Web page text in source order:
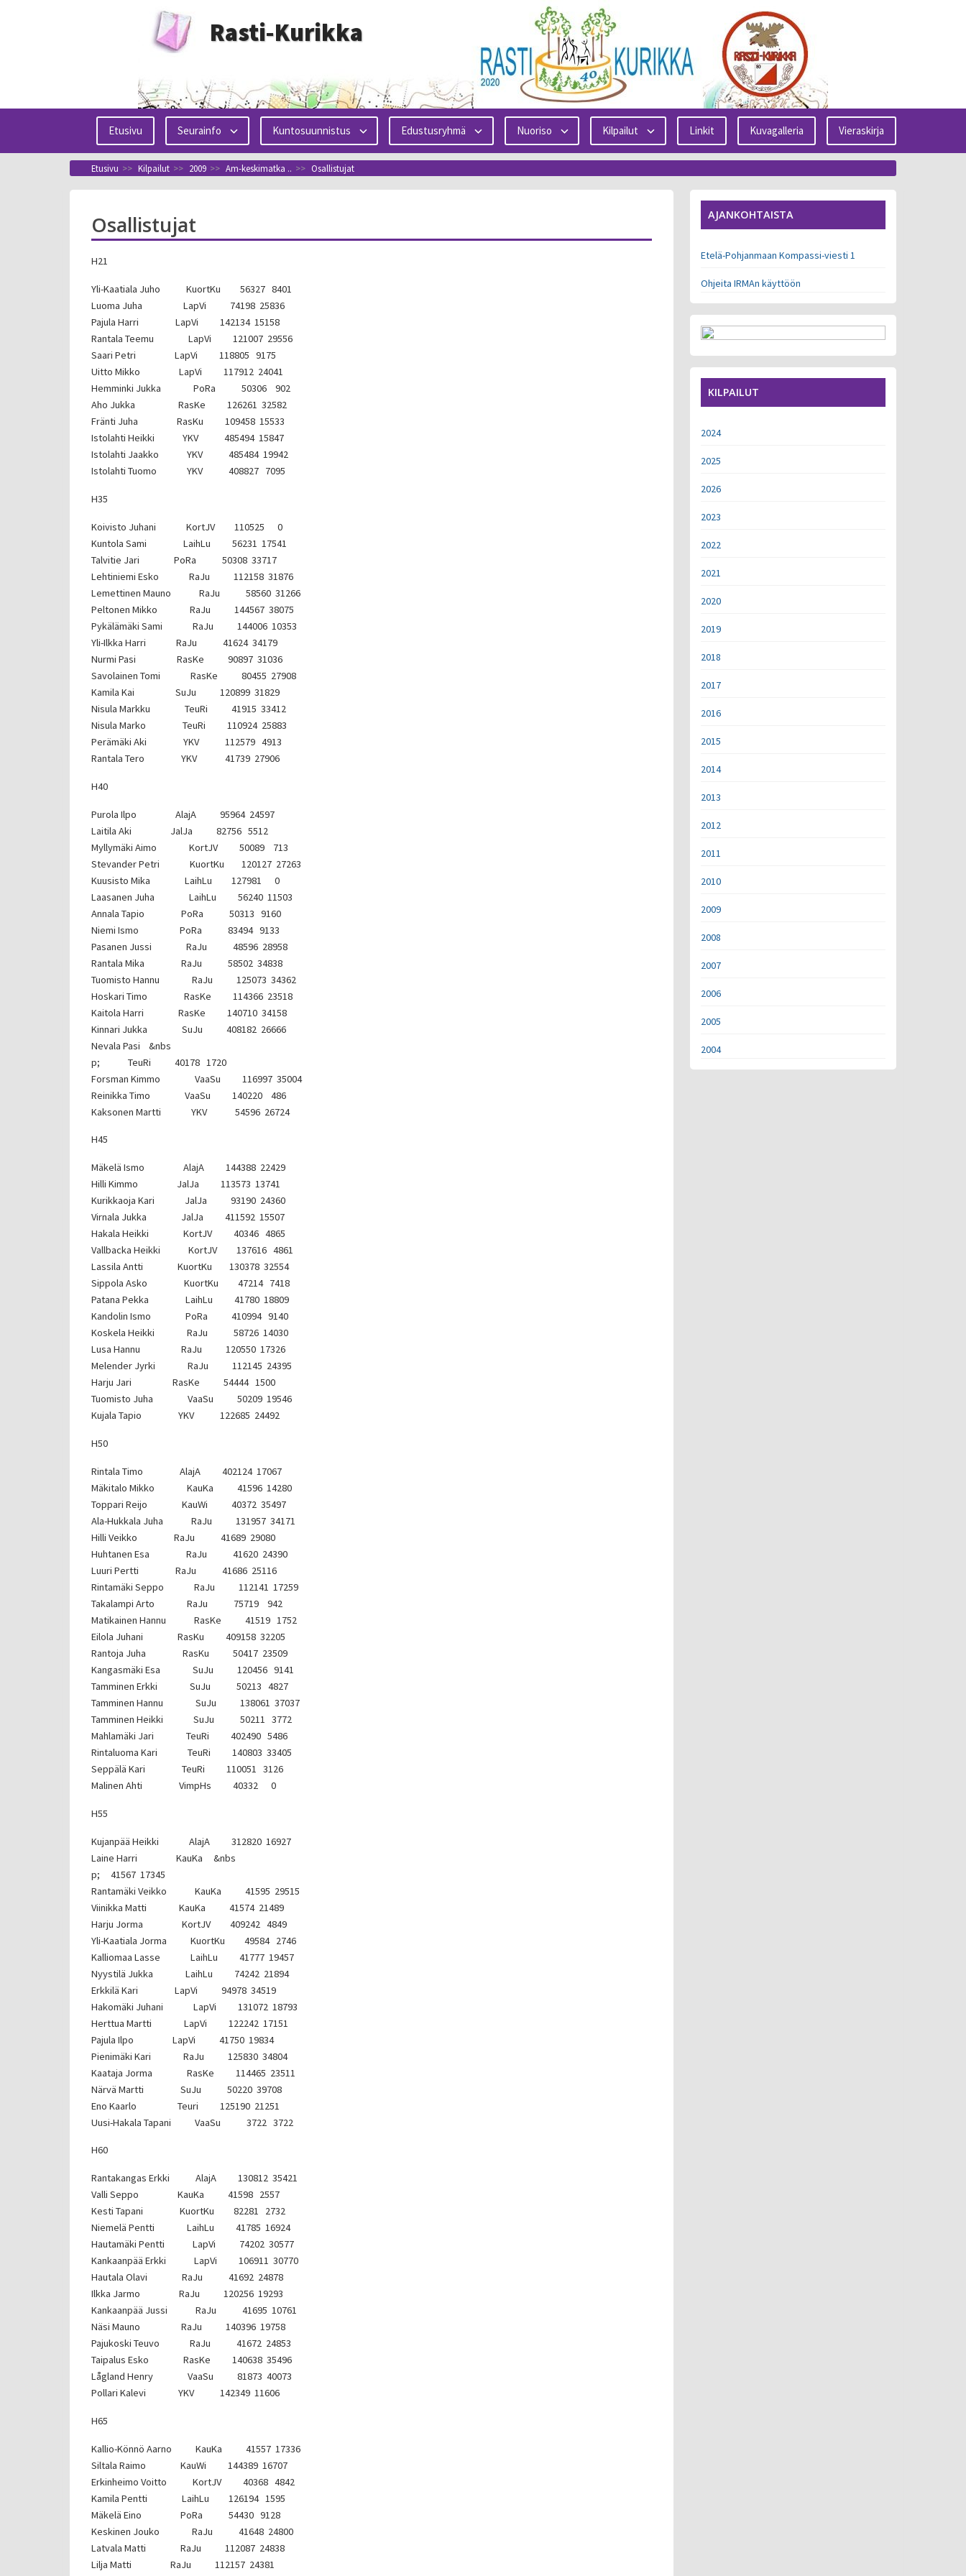
Rasti-Kurikka
Etusivu Seurainfo Kuntosuunnistus Edustusryhmä Nuoriso Kilpailut Linkit Kuvagalleria Vieraskirja
Etusivu >> Kilpailut >> 2009 >> Am-keskimatka .. >> Osallistujat
Osallistujat
H21
Yli-Kaatiala Juho KuortKu 56327 8401
Luoma Juha LapVi 74198 25836
Pajula Harri LapVi 142134 15158
Rantala Teemu LapVi 121007 29556
Saari Petri LapVi 118805 9175
Uitto Mikko LapVi 117912 24041
Hemminki Jukka PoRa 50306 902
Aho Jukka RasKe 126261 32582
Fränti Juha RasKu 109458 15533
Istolahti Heikki YKV 485494 15847
Istolahti Jaakko YKV 485484 19942
Istolahti Tuomo YKV 408827 7095
H35
Koivisto Juhani KortJV 110525 0
Kuntola Sami LaihLu 56231 17541
Talvitie Jari PoRa 50308 33717
Lehtiniemi Esko RaJu 112158 31876
Lemettinen Mauno RaJu 58560 31266
Peltonen Mikko RaJu 144567 38075
Pykälämäki Sami RaJu 144006 10353
Yli-Ilkka Harri RaJu 41624 34179
Nurmi Pasi RasKe 90897 31036
Savolainen Tomi RasKe 80455 27908
Kamila Kai SuJu 120899 31829
Nisula Markku TeuRi 41915 33412
Nisula Marko TeuRi 110924 25883
Perämäki Aki YKV 112579 4913
Rantala Tero YKV 41739 27906
H40
Purola Ilpo AlajA 95964 24597
Laitila Aki JalJa 82756 5512
Myllymäki Aimo KortJV 50089 713
Stevander Petri KuortKu 120127 27263
Kuusisto Mika LaihLu 127981 0
Laasanen Juha LaihLu 56240 11503
Annala Tapio PoRa 50313 9160
Niemi Ismo PoRa 83494 9133
Pasanen Jussi RaJu 48596 28958
Rantala Mika RaJu 58502 34838
Tuomisto Hannu RaJu 125073 34362
Hoskari Timo RasKe 114366 23518
Kaitola Harri RasKe 140710 34158
Kinnari Jukka SuJu 408182 26666
Nevala Pasi &nbs
p; TeuRi 40178 1720
Forsman Kimmo VaaSu 116997 35004
Reinikka Timo VaaSu 140220 486
Kaksonen Martti YKV 54596 26724
H45
Mäkelä Ismo AlajA 144388 22429
Hilli Kimmo JalJa 113573 13741
Kurikkaoja Kari JalJa 93190 24360
Virnala Jukka JalJa 411592 15507
Hakala Heikki KortJV 40346 4865
Vallbacka Heikki KortJV 137616 4861
Lassila Antti KuortKu 130378 32554
Sippola Asko KuortKu 47214 7418
Patana Pekka LaihLu 41780 18809
Kandolin Ismo PoRa 410994 9140
Koskela Heikki RaJu 58726 14030
Lusa Hannu RaJu 120550 17326
Melender Jyrki RaJu 112145 24395
Harju Jari RasKe 54444 1500
Tuomisto Juha VaaSu 50209 19546
Kujala Tapio YKV 122685 24492
H50
Rintala Timo AlajA 402124 17067
Mäkitalo Mikko KauKa 41596 14280
Toppari Reijo KauWi 40372 35497
Ala-Hukkala Juha RaJu 131957 34171
Hilli Veikko RaJu 41689 29080
Huhtanen Esa RaJu 41620 24390
Luuri Pertti RaJu 41686 25116
Rintamäki Seppo RaJu 112141 17259
Takalampi Arto RaJu 75719 942
Matikainen Hannu RasKe 41519 1752
Eilola Juhani RasKu 409158 32205
Rantoja Juha RasKu 50417 23509
Kangasmäki Esa SuJu 120456 9141
Tamminen Erkki SuJu 50213 4827
Tamminen Hannu SuJu 138061 37037
Tamminen Heikki SuJu 50211 3772
Mahlamäki Jari TeuRi 402490 5486
Rintaluoma Kari TeuRi 140803 33405
Seppälä Kari TeuRi 110051 3126
Malinen Ahti VimpHs 40332 0
H55
Kujanpää Heikki AlajA 312820 16927
Laine Harri KauKa &nbs
p; 41567 17345
Rantamäki Veikko KauKa 41595 29515
Viinikka Matti KauKa 41574 21489
Harju Jorma KortJV 409242 4849
Yli-Kaatiala Jorma KuortKu 49584 2746
Kalliomaa Lasse LaihLu 41777 19457
Nyystilä Jukka LaihLu 74242 21894
Erkkilä Kari LapVi 94978 34519
Hakomäki Juhani LapVi 131072 18793
Herttua Martti LapVi 122242 17151
Pajula Ilpo LapVi 41750 19834
Pienimäki Kari RaJu 125830 34804
Kaataja Jorma RasKe 114465 23511
Närvä Martti SuJu 50220 39708
Eno Kaarlo Teuri 125190 21251
Uusi-Hakala Tapani VaaSu 3722 3722
H60
Rantakangas Erkki AlajA 130812 35421
Valli Seppo KauKa 41598 2557
Kesti Tapani KuortKu 82281 2732
Niemelä Pentti LaihLu 41785 16924
Hautamäki Pentti LapVi 74202 30577
Kankaanpää Erkki LapVi 106911 30770
Hautala Olavi RaJu 41692 24878
Ilkka Jarmo RaJu 120256 19293
Kankaanpää Jussi RaJu 41695 10761
Näsi Mauno RaJu 140396 19758
Pajukoski Teuvo RaJu 41672 24853
Taipalus Esko RasKe 140638 35496
Lågland Henry VaaSu 81873 40073
Pollari Kalevi YKV 142349 11606
H65
Kallio-Könnö Aarno KauKa 41557 17336
Siltala Raimo KauWi 144389 16707
Erkinheimo Voitto KortJV 40368 4842
Kamila Pentti LaihLu 126194 1595
Mäkelä Eino PoRa 54430 9128
Keskinen Jouko RaJu 41648 24800
Latvala Matti RaJu 112087 24838
Lilja Matti RaJu 112157 24381
AJANKOHTAISTA
Etelä-Pohjanmaan Kompassi-viesti 1
Ohjeita IRMAn käyttöön
KILPAILUT
2024
2025
2026
2023
2022
2021
2020
2019
2018
2017
2016
2015
2014
2013
2012
2011
2010
2009
2008
2007
2006
2005
2004